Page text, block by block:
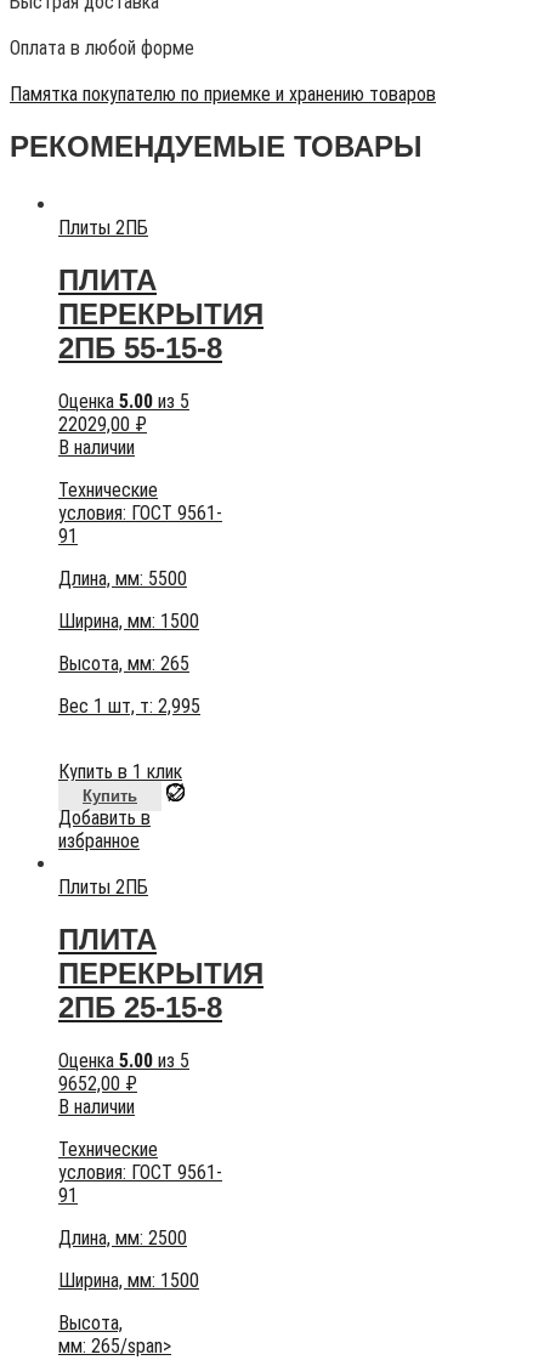
Оплата в любой форме
Памятка покупателю по приемке и хранению товаров
РЕКОМЕНДУЕМЫЕ ТОВАРЫ
Плиты 2ПБ
ПЛИТА
ПЕРЕКРЫТИЯ
2ПБ 55-15-8
Оценка 5.00 из 5
22029,00 ₽
В наличии
Технические
условия: ГОСТ 9561-
91
Длина, мм: 5500
Ширина, мм: 1500
Высота, мм: 265
Вес 1 шт, т: 2,995
Купить в 1 клик
Купить
Добавить в
избранное
Плиты 2ПБ
ПЛИТА
ПЕРЕКРЫТИЯ
2ПБ 25-15-8
Оценка 5.00 из 5
9652,00 ₽
В наличии
Технические
условия: ГОСТ 9561-
91
Длина, мм: 2500
Ширина, мм: 1500
Высота,
мм: 265/span>